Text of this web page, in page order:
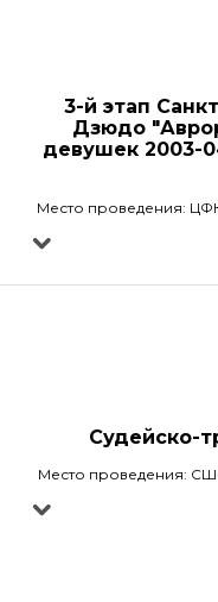
3-й этап
Дзюдо
девушек 2003-
Место проведения:
Судейско-
Место проведения: